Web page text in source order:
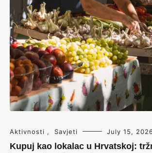
Aktivnosti , Savjeti July 15,
Kupuj kao lokalac u Hrvatskoj: